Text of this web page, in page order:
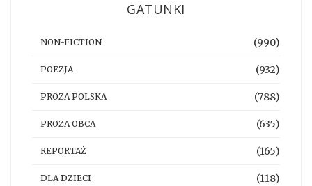
GATUNKI
NON-FICTION (990)
POEZJA (932)
PROZA POLSKA (788)
PROZA OBCA (635)
REPORTAŻ (165)
DLA DZIECI (118)